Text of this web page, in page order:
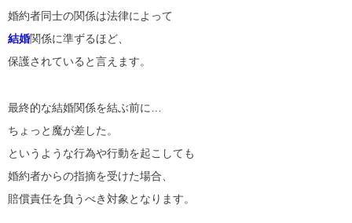
婚約者同士の関係は法律によって
結婚関係に準ずるほど、
保護されていると言えます。
最終的な結婚関係を結ぶ前に…
ちょっと魔が差した。
というような行為や行動を起こしても
婚約者からの指摘を受けた場合、
賠償責任を負うべき対象となります。